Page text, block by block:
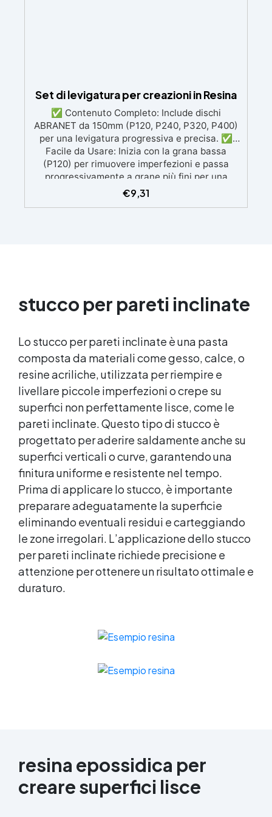
Set di levigatura per creazioni in Resina
✅ Contenuto Completo: Include dischi
ABRANET da 150mm (P120, P240, P320, P400)
per una levigatura progressiva e precisa. ✅
Facile da Usare: Inizia con la grana bassa
(P120) per rimuovere imperfezioni e passa
progressivamente a grane più fini per una
finitura omogenea. ✅ Tecnologia Avanzata: I
dischi retati favoriscono l'aspirazione della
lisce e professionali, anche per principianti.
€9,31
stucco per pareti inclinate
Lo stucco per pareti inclinate è una pasta
composta da materiali come gesso, calce, o
resine acriliche, utilizzata per riempire e
livellare piccole imperfezioni o crepe su
superfici non perfettamente lisce, come le
pareti inclinate. Questo tipo di stucco è
progettato per aderire saldamente anche su
superfici verticali o curve, garantendo una
finitura uniforme e resistente nel tempo.
Prima di applicare lo stucco, è importante
preparare adeguatamente la superficie
eliminando eventuali residui e carteggiando
le zone irregolari. L’applicazione dello stucco
per pareti inclinate richiede precisione e
attenzione per ottenere un risultato ottimale e
duraturo.
resina epossidica per
creare superfici lisce